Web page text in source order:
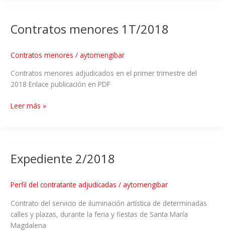
Contratos menores 1T/2018
Contratos menores / aytomengibar
Contratos menores adjudicados en el primer trimestre del
2018 Enlace publicación en PDF
Leer más »
Expediente 2/2018
Perfil del contratante adjudicadas / aytomengibar
Contrato del servicio de iluminación artística de determinadas
calles y plazas, durante la feria y fiestas de Santa María
Magdalena